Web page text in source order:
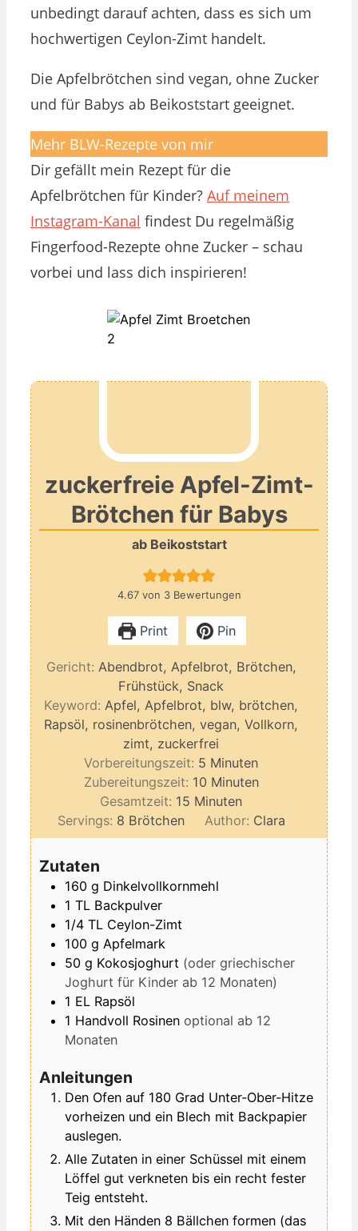
unbedingt darauf achten, dass es sich um
hochwertigen Ceylon-Zimt handelt.
Die Apfelbrötchen sind vegan, ohne Zucker
und für Babys ab Beikoststart geeignet.
Mehr BLW-Rezepte von mir
Dir gefällt mein Rezept für die
Apfelbrötchen für Kinder? Auf meinem
Instagram-Kanal findest Du regelmäßig
Fingerfood-Rezepte ohne Zucker – schau
vorbei und lass dich inspirieren!
zuckerfreie Apfel-Zimt-
Brötchen für Babys
ab Beikoststart
4.67von 3Bewertungen
Print Pin
Gericht: Abendbrot, Apfelbrot, Brötchen,
Frühstück, Snack
Keyword: Apfel, Apfelbrot, blw, brötchen,
Rapsöl, rosinenbrötchen, vegan, Vollkorn,
zimt, zuckerfrei
Vorbereitungszeit: 5 Minuten
Minuten
Zubereitungszeit: 10Minuten
Minuten
Gesamtzeit: 15 Minuten
Minuten
Servings: 8 Brötchen Author: Clara
Zutaten
160 g Dinkelvollkornmehl
1 TL Backpulver
1/4 TL Ceylon-Zimt
100 g Apfelmark
50 g Kokosjoghurt (oder griechischer
Joghurt für Kinder ab 12 Monaten)
1 EL Rapsöl
1 Handvoll Rosinen optional ab 12
Monaten
Anleitungen
Den Ofen auf 180 Grad Unter-Ober-Hitze
vorheizen und ein Blech mit Backpapier
auslegen.
Alle Zutaten in einer Schüssel mit einem
Löffel gut verkneten bis ein recht fester
Teig entsteht.
Mit den Händen 8 Bällchen formen (das